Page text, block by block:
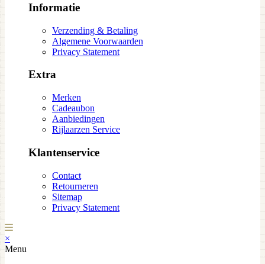
Informatie
Verzending & Betaling
Algemene Voorwaarden
Privacy Statement
Extra
Merken
Cadeaubon
Aanbiedingen
Rijlaarzen Service
Klantenservice
Contact
Retourneren
Sitemap
Privacy Statement
×
Menu